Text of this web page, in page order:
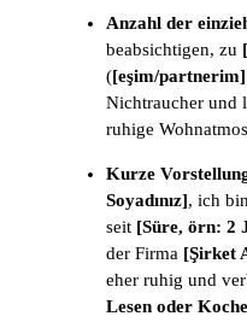
Anzahl der
beabsichtigen, zu
([eşim/partnerim]
Nichtraucher und
ruhige
Kurze
Soyadınız], ich
seit [Süre, örn: 2
der Firma [Şirket
eher ruhig und
Lesen oder